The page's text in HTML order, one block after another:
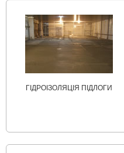
ГІДРОІЗОЛЯЦІЯ ПІДЛОГИ